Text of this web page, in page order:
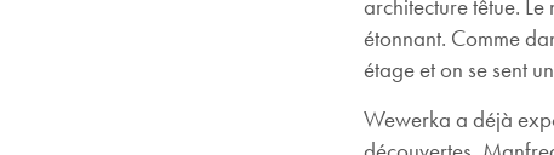
architecture têtue.
étonnant. Comme
étage et on se sent
Wewerka a déjà